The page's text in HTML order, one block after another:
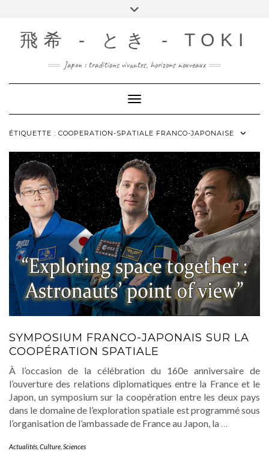
content飛希 - とき - TOKI
Japon : traditions vivantes, horizons nouveaux
Toggle Navigation
ÉTIQUETTE : COOPERATION-SPATIALE FRANCO-JAPONAISE
SYMPOSIUM FRANCO-JAPONAIS SUR LA
COOPÉRATION SPATIALE
À l’occasion de la célébration du 160e anniversaire de
l’ouverture des relations diplomatiques entre la France et le
Japon, un symposium sur la coopération entre les deux pays
dans le domaine de l’exploration spatiale est programmé sous
l’organisation de l’ambassade de France au Japon, la …
Actualités Culture Sciences